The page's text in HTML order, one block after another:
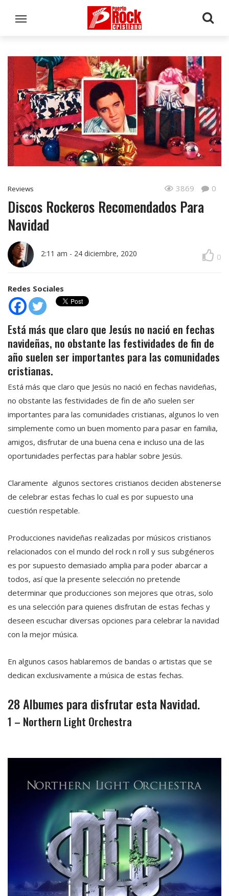
Reviews 3869 0
Discos Rockeros Recomendados Para
Navidad
2:11 am - 24 diciembre, 2020 0
Redes Sociales
Está más que claro que Jesús no nació en fechas
navideñas, no obstante las festividades de fin de
año suelen ser importantes para las comunidades
cristianas.
Está más que claro que Jesús no nació en fechas navideñas,
no obstante las festividades de fin de año suelen ser
importantes para las comunidades cristianas, algunos lo ven
simplemente como un buen momento para pasar en familia,
amigos, disfrutar de una buena cena e incluso una de las
oportunidades perfectas para hablar sobre Jesús.
Claramente algunos sectores cristianos deciden abstenerse
de celebrar estas fechas lo cual es por supuesto una
cuestión respetable.
Producciones navideñas realizadas por músicos cristianos
relacionados con el mundo del rock n roll y sus subgéneros
es por supuesto demasiado amplia para poder abarcar a
todos, así que la presente selección no pretende
determinar que producciones son mejores que otras, solo
es una selección para quienes disfrutan de estas fechas y
deseen escuchar diversas opciones para celebrar la navidad
con la mejor música.
En algunos casos hablaremos de bandas o artistas que se
dedican exclusivamente a música de estas fechas.
28 Albumes para disfrutar esta Navidad.
1 – Northern Light Orchestra